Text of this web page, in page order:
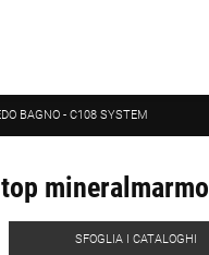
BAGNO - C108 SYSTEM
mineralmarmo
SFOGLIA I CATALOGHI